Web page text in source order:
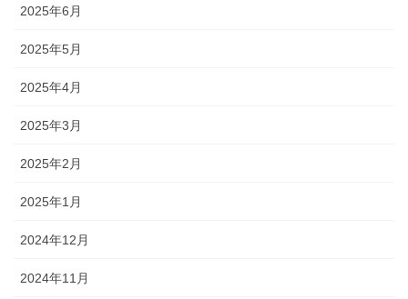
2025年6月
2025年5月
2025年4月
2025年3月
2025年2月
2025年1月
2024年12月
2024年11月